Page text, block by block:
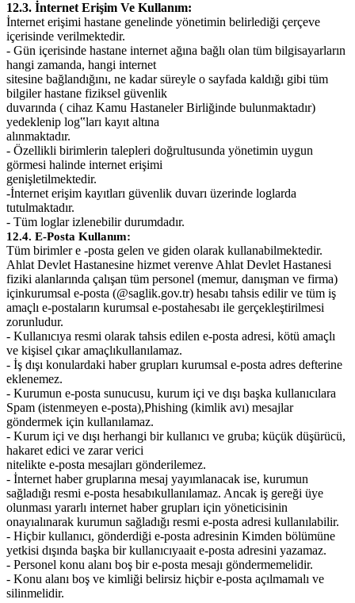
12.3. İnternet Erişim Ve Kullanım:
İnternet erişimi hastane genelinde yönetimin belirlediği çerçeve
içerisinde verilmektedir.
- Gün içerisinde hastane internet ağına bağlı olan tüm bilgisayarların
hangi zamanda, hangi internet
sitesine bağlandığını, ne kadar süreyle o sayfada kaldığı gibi tüm
bilgiler hastane fiziksel güvenlik
duvarında ( cihaz Kamu Hastaneler Birliğinde bulunmaktadır)
yedeklenip log‟ları kayıt altına
alınmaktadır.
- Özellikli birimlerin talepleri doğrultusunda yönetimin uygun
görmesi halinde internet erişimi
genişletilmektedir.
-İnternet erişim kayıtları güvenlik duvarı üzerinde loglarda
tutulmaktadır.
- Tüm loglar izlenebilir durumdadır.
12.4. E-Posta Kullanım:
Tüm birimler e -posta gelen ve giden olarak kullanabilmektedir.
Ahlat Devlet Hastanesine hizmet verenve Ahlat Devlet Hastanesi
fiziki alanlarında çalışan tüm personel (memur, danışman ve firma)
içinkurumsal e-posta (@saglik.gov.tr) hesabı tahsis edilir ve tüm iş
amaçlı e-postaların kurumsal e-postahesabı ile gerçekleştirilmesi
zorunludur.
- Kullanıcıya resmi olarak tahsis edilen e-posta adresi, kötü amaçlı
ve kişisel çıkar amaçlıkullanılamaz.
- İş dışı konulardaki haber grupları kurumsal e-posta adres defterine
eklenemez.
- Kurumun e-posta sunucusu, kurum içi ve dışı başka kullanıcılara
Spam (istenmeyen e-posta),Phishing (kimlik avı) mesajlar
göndermek için kullanılamaz.
- Kurum içi ve dışı herhangi bir kullanıcı ve gruba; küçük düşürücü,
hakaret edici ve zarar verici
nitelikte e-posta mesajları gönderilemez.
- İnternet haber gruplarına mesaj yayımlanacak ise, kurumun
sağladığı resmi e-posta hesabıkullanılamaz. Ancak iş gereği üye
olunması yararlı internet haber grupları için yöneticisinin
onayıalınarak kurumun sağladığı resmi e-posta adresi kullanılabilir.
- Hiçbir kullanıcı, gönderdiği e-posta adresinin Kimden bölümüne
yetkisi dışında başka bir kullanıcıyaait e-posta adresini yazamaz.
- Personel konu alanı boş bir e-posta mesajı göndermemelidir.
- Konu alanı boş ve kimliği belirsiz hiçbir e-posta açılmamalı ve
silinmelidir.